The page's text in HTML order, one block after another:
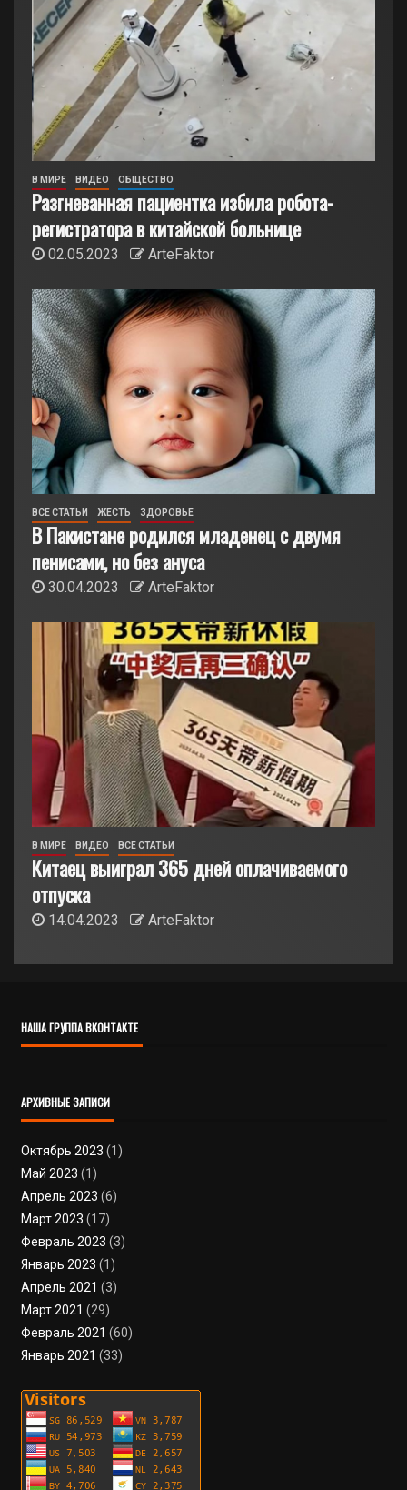
В МИРЕ ВИДЕО ОБЩЕСТВО
Разгневанная пациентка избила робота-
регистратора в китайской больнице
02.05.2023 ArteFaktor
ВСЕ СТАТЬИ ЖЕСТЬ ЗДОРОВЬЕ
В Пакистане родился младенец с двумя
пенисами, но без ануса
30.04.2023 ArteFaktor
В МИРЕ ВИДЕО ВСЕ СТАТЬИ
Китаец выиграл 365 дней оплачиваемого
отпуска
14.04.2023 ArteFaktor
НАША ГРУППА ВКОНТАКТЕ
АРХИВНЫЕ ЗАПИСИ
Октябрь 2023 (1)
Май 2023 (1)
Апрель 2023 (6)
Март 2023 (17)
Февраль 2023 (3)
Январь 2023 (1)
Апрель 2021 (3)
Март 2021 (29)
Февраль 2021 (60)
Январь 2021 (33)